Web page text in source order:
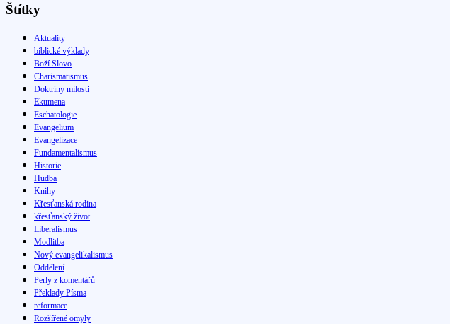
Štítky
Aktuality
biblické výklady
Boží Slovo
Charismatismus
Doktríny milosti
Ekumena
Eschatologie
Evangelium
Evangelizace
Fundamentalismus
Historie
Hudba
Knihy
Křesťanská rodina
křesťanský život
Liberalismus
Modlitba
Nový evangelikalismus
Oddělení
Perly z komentářů
Překlady Písma
reformace
Rozšířené omyly